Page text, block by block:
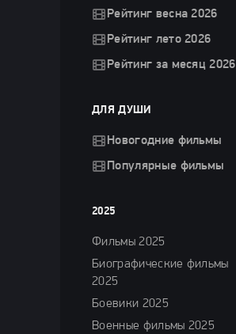
Рейтинг весна 2026
Рейтинг лето 2026
Рейтинг за месяц 2026
ДЛЯ ДУШИ
Новогодние фильмы
Популярные фильмы
2025
Фильмы 2025
Биографические фильмы
2025
Боевики 2025
Военные фильмы 2025